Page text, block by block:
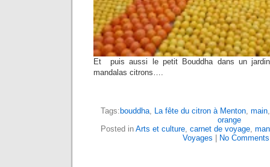
Et puis aussi le petit Bouddha dans un
mandalas citrons….
Tags: bouddha, La fête du citron à Menton, main
orange
Posted in Arts et culture, carnet de voyage,
Voyages
No